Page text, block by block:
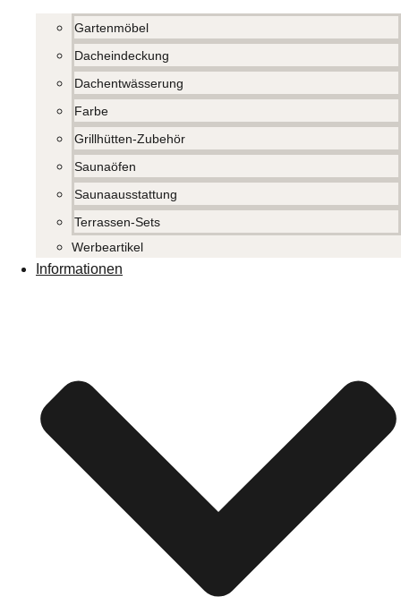
Gartenmöbel
Dacheindeckung
Dachentwässerung
Farbe
Grillhütten-Zubehör
Saunaöfen
Saunaausstattung
Terrassen-Sets
Werbeartikel
Informationen